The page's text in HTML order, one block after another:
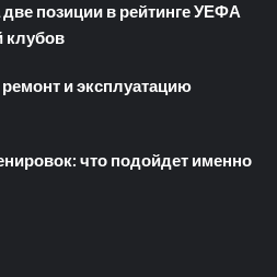
позиции в рейтинге УЕФА
клубов
и эксплуатацию
что подойдет именно